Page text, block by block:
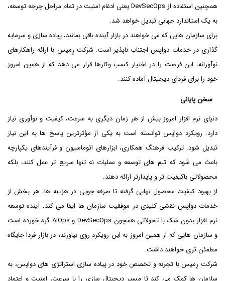
همچنین استفاده از DevSecOps یعنی ادغام امنیت در تمام مراحل چرخه توسعه،
به یک استاندارد جهانی تبدیل خواهد شد.
برای سازمان هایی که می خواهند در بازار آینده باقی بمانند، پیاده سازی و سرمایه
گذاری در خدمات دواپس اجتناب ناپذیر است. شرکت رِمیس با ارائه راهکارهای
نوآورانه، این فرصت را در اختیار کسب وکارها قرار می دهد که از همین امروز
خود را برای فردای دیجیتال آماده کنند.
سخن پایانی
دنیای نرم افزار امروز بیش از هر زمان دیگری به سرعت، کیفیت و نوآوری نیاز
دارد. رویکرد دواپس توانسته است به یکی از مؤثرترین پاسخ ها به این نیاز
تبدیل شود. ترکیب فرهنگ همکاری، ابزارهای اتوماسیون و فرآیندهای یکپارچه
باعث می شود که تیم های توسعه و عملیات نه تنها سریع تر عمل کنند، بلکه
محصولاتی باکیفیت تر و پایدارتر ارائه دهند.
از بهبود کیفیت محصول نهایی گرفته تا صرفه جویی در هزینه ها، هر بخش از
خدمات دواپس نقشی کلیدی در موفقیت سازمان ها ایفا می کند. آینده توسعه
نرم افزار بدون شک با تحولاتی همچون DevSecOps و AIOps گره خورده است
و سازمان هایی که از همین امروز به این رویکرد روی بیاورند، در بازار فردا جایگاه
مطمئن تری خواهند داشت.
شرکت رِمیس با تجربه و تخصص خود در پیاده سازی استراتژی های دواپس، به
سازمان ها کمک می کند تا مسیر دیجیتال سازی را با سرعت، امنیت و اعتماد